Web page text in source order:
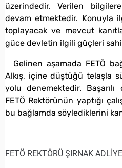
üzerindedir. Verilen
devam etmektedir. Konuyla
toplayacak ve mevcut
güce devletin ilgili güçleri
Gelinen aşamada FETÖ
Alkış, içine düştüğü telaşla
yolu denemektedir.
FETÖ Rektörünün yaptığı
bu bağlamda söylediklerini
FETÖ REKTÖRÜ ŞIRNAK